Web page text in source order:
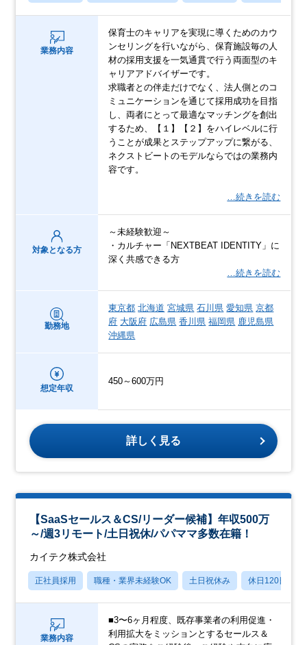
業務内容
保育士のキャリアを実現に導くためのカウ
ンセリングを行いながら、保育施設毎の人
材の採用支援を一気通貫で行う両面型のキ
ャリアアドバイザーです。
求職者との伴走だけでなく、法人側とのコ
ミュニケーションを通じて採用成功を目指
し、両者にとって最適なマッチングを創出
するため、【１】【２】をハイレベルに行
うことが成果とステップアップに繋がる、
ネクストビートのモデルならではの業務内
容です。
…続きを読む
対象となる方
～未経験歓迎～
・カルチャー「NEXTBEAT IDENTITY」に
深く共感できる方
…続きを読む
勤務地
東京都 北海道 宮城県 石川県 愛知県 京都
府 大阪府 広島県 香川県 福岡県 鹿児島県
沖縄県
想定年収
450～600万円
詳しく見る
【SaaSセールス＆CS/リーダー候補】年収500万
～/週3リモート/土日祝休/パパママ多数在籍！
カイテク株式会社
正社員採用 職種・業界未経験OK 土日祝休み 休日120日以上
業務内容
■3〜6ヶ月程度、既存事業者の利用促進・
利用拡大をミッションとするセールス＆